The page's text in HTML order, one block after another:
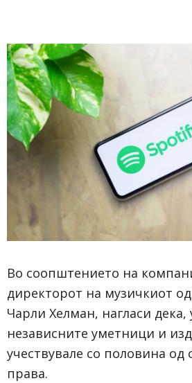
Во соопштението на
директорот на музичкиот
Чарли Хелман, нагласи
независните уметници и
учествувале со половина од
права.